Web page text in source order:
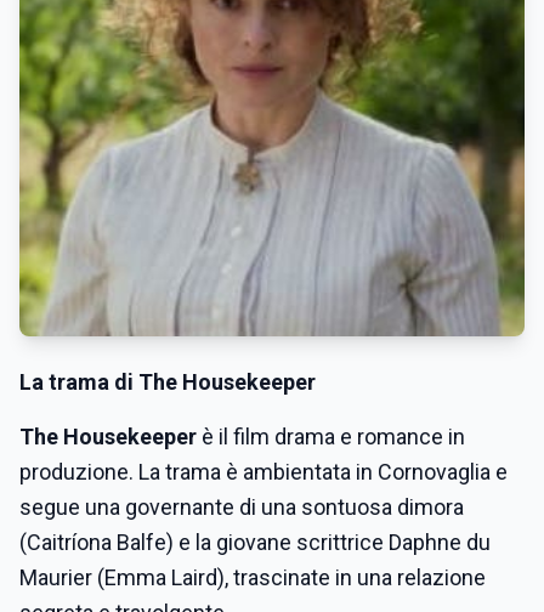
La trama di The Housekeeper
The Housekeeper è il film drama e romance in
produzione. La trama è ambientata in Cornovaglia e
segue una governante di una sontuosa dimora
(Caitríona Balfe) e la giovane scrittrice Daphne du
Maurier (Emma Laird), trascinate in una relazione